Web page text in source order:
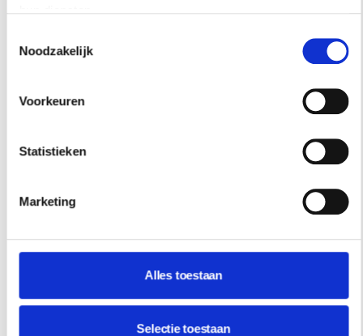
Noodzakelijk
Voorkeuren
Statistieken
Marketing
Alles toestaan
Selectie toestaan
Kunstkoffer
‘De Kunstkoffer is een initiatief van Kunstkwadraat waar ik
jaar reist de koffer, met daarin twee van mijn Bricks, door
adres. De mensen bij wie de koffer logeert, schrijven in
een dagboek hun ervaringen op. Een mooie manier om
Midsummer Inspiration
textielontwerpster is ze bekend van het prachtige
keukentextiel. Al werkt ze met een ander medium, we